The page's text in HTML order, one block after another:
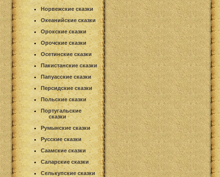
Норвежские сказки
Океанийские сказки
Орокские сказки
Орочские сказки
Осетинские сказки
Пакистанские сказки
Папуасские сказки
Персидские сказки
Польские сказки
Португальские
сказки
Румынские сказки
Русские сказки
Саамские сказки
Саларские сказки
Селькупские сказки